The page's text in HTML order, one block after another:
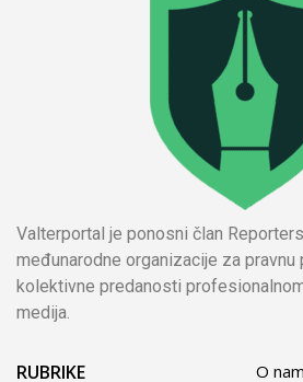
Valterportal je ponosni član
međunarodne organizacije za
kolektivne predanosti
medija.
RUBRIKE O